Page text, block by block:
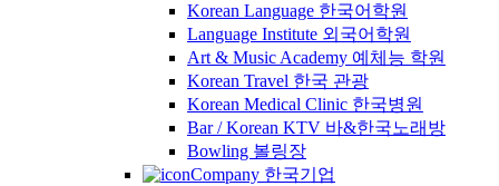
Korean Language 한국어학원
Language Institute 외국어학원
Art & Music Academy 예체능 학원
Korean Travel 한국 관광
Korean Medical Clinic 한국병원
Bar / Korean KTV 바&한국노래방
Bowling 볼링장
Company 한국기업